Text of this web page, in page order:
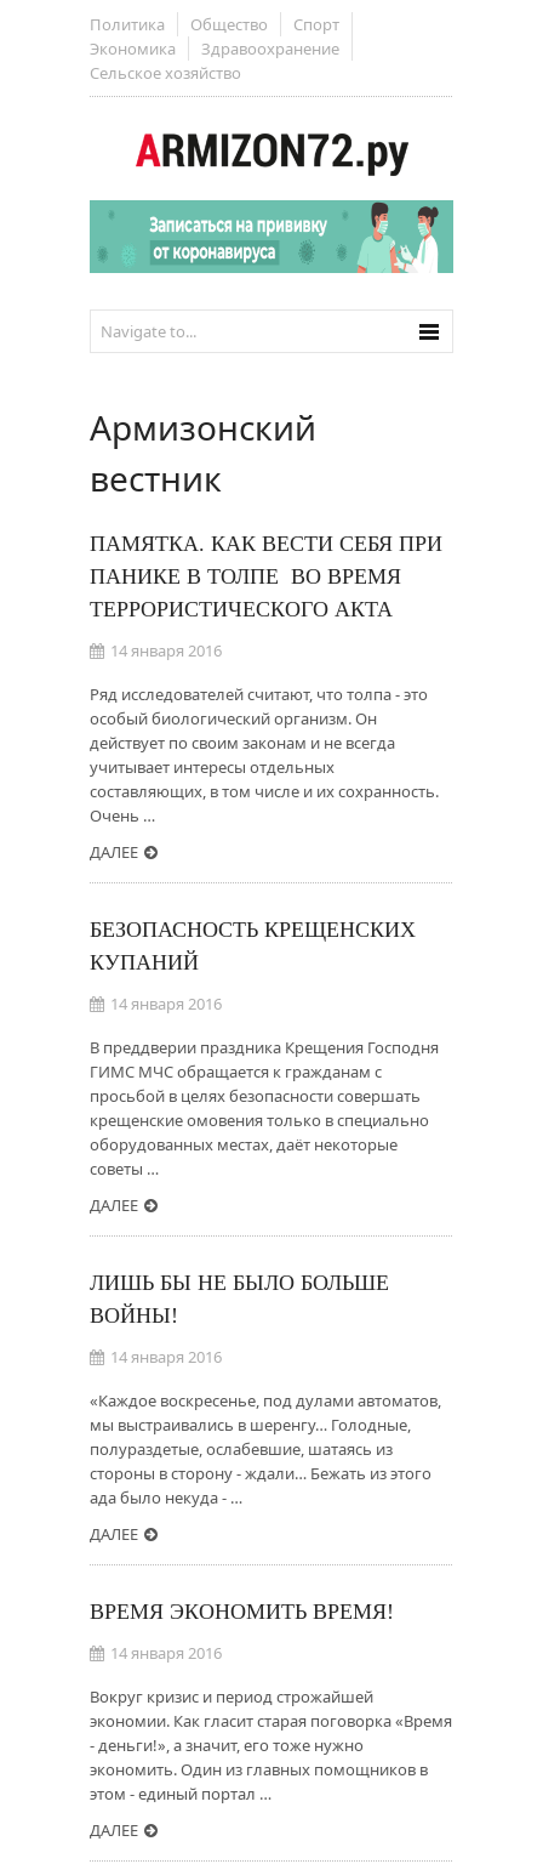
Политика Общество
Спорт
Экономика
Здравоохранение
Сельское хозяйство
Армизонский
вестник
ПАМЯТКА. КАК ВЕСТИ СЕБЯ ПРИ
ПАНИКЕ В ТОЛПЕ ВО ВРЕМЯ
ТЕРРОРИСТИЧЕСКОГО АКТА
14 января 2016
Ряд исследователей считают, что толпа - это
особый биологический организм. Он
действует по своим законам и не всегда
учитывает интересы отдельных
составляющих, в том числе и их сохранность.
Очень …
ДАЛЕЕ
БЕЗОПАСНОСТЬ КРЕЩЕНСКИХ
КУПАНИЙ
14 января 2016
В преддверии праздника Крещения Господня
ГИМС МЧС обращается к гражданам с
просьбой в целях безопасности совершать
крещенские омовения только в специально
оборудованных местах, даёт некоторые
советы …
ДАЛЕЕ
ЛИШЬ БЫ НЕ БЫЛО БОЛЬШЕ
ВОЙНЫ!
14 января 2016
«Каждое воскресенье, под дулами автоматов,
мы выстраивались в шеренгу… Голодные,
полураздетые, ослабевшие, шатаясь из
стороны в сторону - ждали… Бежать из этого
ада было некуда - …
ДАЛЕЕ
ВРЕМЯ ЭКОНОМИТЬ ВРЕМЯ!
14 января 2016
Вокруг кризис и период строжайшей
экономии. Как гласит старая поговорка «Время
- деньги!», а значит, его тоже нужно
экономить. Один из главных помощников в
этом - единый портал …
ДАЛЕЕ